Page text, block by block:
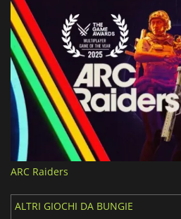
ARC Raiders
ALTRI GIOCHI DA BUNGIE